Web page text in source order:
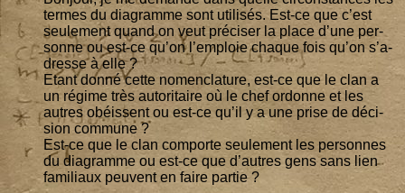
termes du dia­gramme sont uti­li­sés. Est-ce que c’est
seule­ment quand on veut pré­ci­ser la place d’une per­
sonne ou est-ce qu’on l’emploie chaque fois qu’on s’a­
dresse à elle ?
Etant don­né cette nomen­cla­ture, est-ce que le clan a
un régime très auto­ri­taire où le chef ordonne et les
autres obéissent ou est-ce qu’il y a une prise de déci­
sion commune ?
Est-ce que le clan com­porte seule­ment les per­sonnes
du dia­gramme ou est-ce que d’autres gens sans lien
fami­liaux peuvent en faire partie ?